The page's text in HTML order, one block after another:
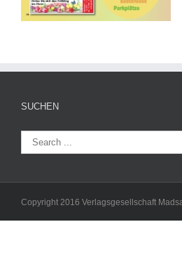
SUCHEN
Copyright 2016 Verlagsgesellschaft